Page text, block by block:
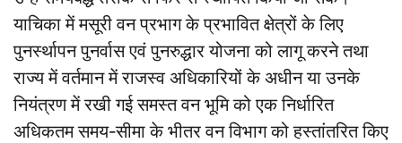
याचिका में मसूरी वन प्रभाग के प्रभावित क्षेत्रों के लिए
पुनर्स्थापन पुनर्वास एवं पुनरुद्धार योजना को लागू करने तथा
राज्य में वर्तमान में राजस्व अधिकारियों के अधीन या उनके
नियंत्रण में रखी गई समस्त वन भूमि को एक निर्धारित
अधिकतम समय-सीमा के भीतर वन विभाग को हस्तांतरित किए